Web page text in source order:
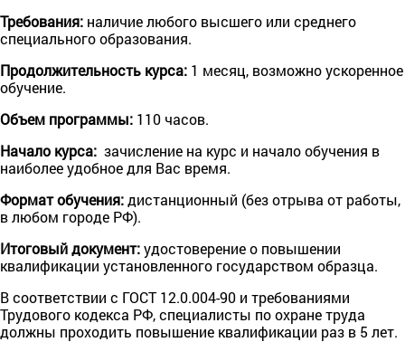
Требования: наличие любого высшего или среднего
специального образования.
Продолжительность курса: 1 месяц, возможно ускоренное
обучение.
Объем программы: 110 часов.
Начало курса: зачисление на курс и начало обучения в
наиболее удобное для Вас время.
Формат обучения:дистанционный (без отрыва от работы,
в любом городе РФ).
Итоговый документ:удостоверение о повышении
квалификации установленного государством образца.
В соответствии с ГОСТ 12.0.004-90 и требованиями
Трудового кодекса РФ, специалисты по охране труда
должны проходить повышение квалификации раз в 5 лет.